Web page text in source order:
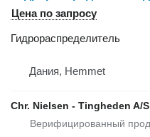
Цена по запросу
Гидрораспределитель
Дания, Hemmet
Chr. Nielsen - Tingheden A/S